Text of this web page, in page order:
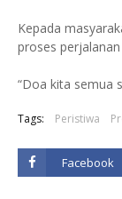
Kepada
proses
“Doa kita semua
Tags: Peristiwa
Facebook